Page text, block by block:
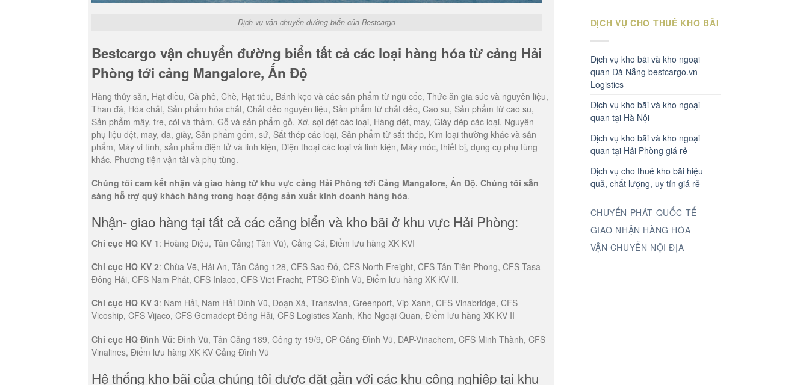
Dịch vụ vận chuyển đường biển của Bestcargo
Bestcargo vận chuyển đường biển tất cả các loại hàng hóa từ cảng Hải
Phòng tới cảng Mangalore, Ấn Độ
Hàng thủy sản, Hạt điều, Cà phê, Chè, Hạt tiêu, Bánh kẹo và các sản phẩm từ ngũ cốc, Thức ăn gia súc và nguyên liệu,
Than đá, Hóa chất, Sản phẩm hóa chất, Chất dẻo nguyên liệu, Sản phẩm từ chất dẻo, Cao su, Sản phẩm từ cao su,
Sản phẩm mây, tre, cói và thảm, Gỗ và sản phẩm gỗ, Xơ, sợi dệt các loại, Hàng dệt, may, Giày dép các loại, Nguyên
phụ liệu dệt, may, da, giày, Sản phẩm gốm, sứ, Sắt thép các loại, Sản phẩm từ sắt thép, Kim loại thường khác và sản
phẩm, Máy vi tính, sản phẩm điện tử và linh kiện, Điện thoại các loại và linh kiện, Máy móc, thiết bị, dụng cụ phụ tùng
khác, Phương tiện vận tải và phụ tùng.
Chúng tôi cam kết nhận và giao hàng từ khu vực cảng Hải Phòng tới Cảng Mangalore, Ấn Độ. Chúng tôi sẵn
sàng hỗ trợ quý khách hàng trong hoạt động sản xuất kinh doanh hàng hóa.
Nhận- giao hàng tại tất cả các cảng biển và kho bãi ở khu vực Hải Phòng:
Chi cục HQ KV 1: Hoàng Diệu, Tân Cảng( Tân Vũ), Cảng Cá, Điểm lưu hàng XK KVI
Chi cục HQ KV 2: Chùa Vẽ, Hải An, Tân Cảng 128, CFS Sao Đỏ, CFS North Freight, CFS Tân Tiên Phong, CFS Tasa
Đông Hải, CFS Nam Phát, CFS Inlaco, CFS Viet Fracht, PTSC Đình Vũ, Điểm lưu hàng XK KV II.
Chi cục HQ KV 3: Nam Hải, Nam Hải Đình Vũ, Đoạn Xá, Transvina, Greenport, Vip Xanh, CFS Vinabridge, CFS
Vicoship, CFS Vijaco, CFS Gemadept Đông Hải, CFS Logistics Xanh, Kho Ngoại Quan, Điểm lưu hàng XK KV II
Chi cục HQ Đình Vũ: Đình Vũ, Tân Cảng 189, Công ty 19/9, CP Cảng Đình Vũ, DAP-Vinachem, CFS Minh Thành, CFS
Vinalines, Điểm lưu hàng XK KV Cảng Đình Vũ
Hệ thống kho bãi của chúng tôi được đặt gần với các khu công nghiệp tại khu
DỊCH VỤ CHO THUÊ KHO BÃI
Dịch vụ kho bãi và kho ngoại
quan Đà Nẵng bestcargo.vn
Logistics
Dịch vụ kho bãi và kho ngoại
quan tại Hà Nội
Dịch vụ kho bãi và kho ngoại
quan tại Hải Phòng giá rẻ
Dịch vụ cho thuê kho bãi hiệu
quả, chất lượng, uy tín giá rẻ
CHUYỂN PHÁT QUỐC TẾ
GIAO NHẬN HÀNG HÓA
VẬN CHUYỂN NỘI ĐỊA